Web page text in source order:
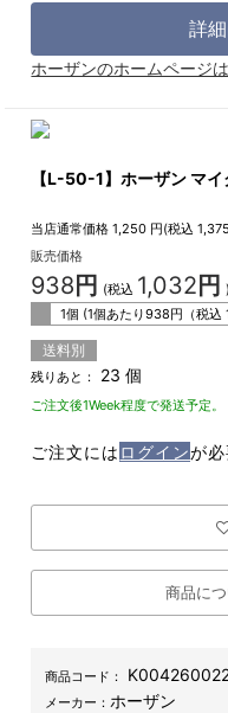
詳
ホーザンのホームページ
【L-50-1】ホーザン マ
当店通常価格 1,250 円(税込1,375
販売価格
938 円 (税込 1,032 円 )
1個 (1個あたり938円（税込
送料別
残りあと： 23 個
ご注文後1Week程度で発送予定。
ご注文には ログインが
商品に
商品コード：
メーカー：ホーザン